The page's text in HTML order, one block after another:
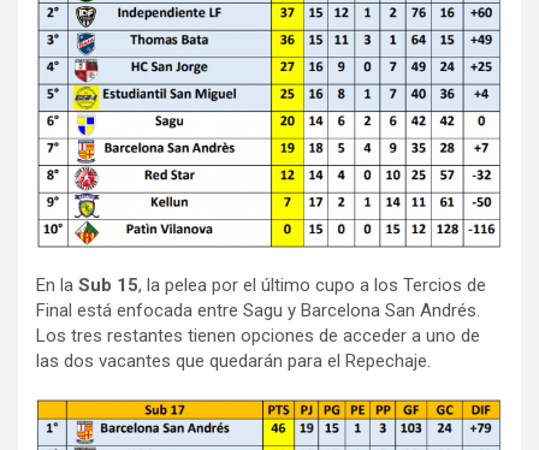
En la Sub 15, la pelea por el último cupo a los Tercios de
Final está enfocada entre Sagu y Barcelona San Andrés.
Los tres restantes tienen opciones de acceder a uno de
las dos vacantes que quedarán para el Repechaje.